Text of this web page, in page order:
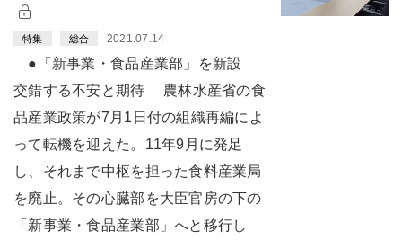
特集 総合 2021.07.14
●「新事業・食品産業部」を新設
交錯する不安と期待 農林水産省の食
品産業政策が7月1日付の組織再編によ
って転機を迎えた。11年9月に発足
し、それまで中枢を担った食料産業局
を廃止。その心臓部を大臣官房の下の
「新事業・食品産業部」へと移行し